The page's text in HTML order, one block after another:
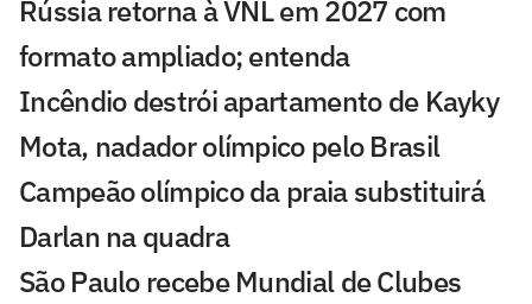
Rússia retorna à VNL em 2027 com
formato ampliado; entenda
Incêndio destrói apartamento de Kayky
Mota, nadador olímpico pelo Brasil
Campeão olímpico da praia substituirá
Darlan na quadra
São Paulo recebe Mundial de Clubes